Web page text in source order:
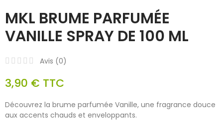
MKL BRUME PARFUMÉE
VANILLE SPRAY DE 100 ML
Avis (0)
3,90 € TTC
Découvrez la brume parfumée Vanille, une fragrance douce
aux accents chauds et enveloppants.